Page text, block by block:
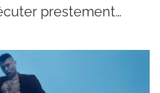
prestement…